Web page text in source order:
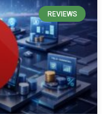
REVIEWS